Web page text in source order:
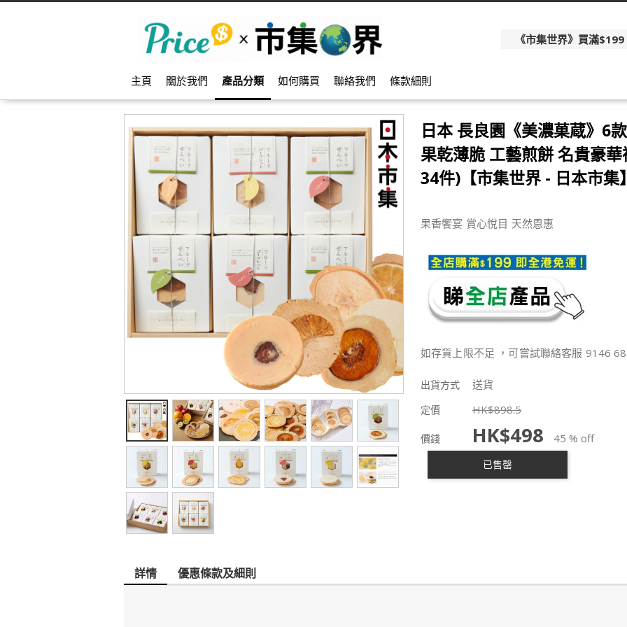
《市集世界》買滿
主頁 關於我們 產品分類 如何購買 聯絡我們 條款細則
日本 長良園《美濃菓蔵》6
果乾薄脆 工藝煎餅 名貴豪
34件)【市集世界 - 日本市集
果香饗宴 賞心悅目 天然恩惠
如存貨上限不足 ，可嘗試聯絡客服 9146
出貨方式 送貨
定價 HK$898.5
價錢 HK$498 45 % off
已售罄
詳情 優惠條款及細則